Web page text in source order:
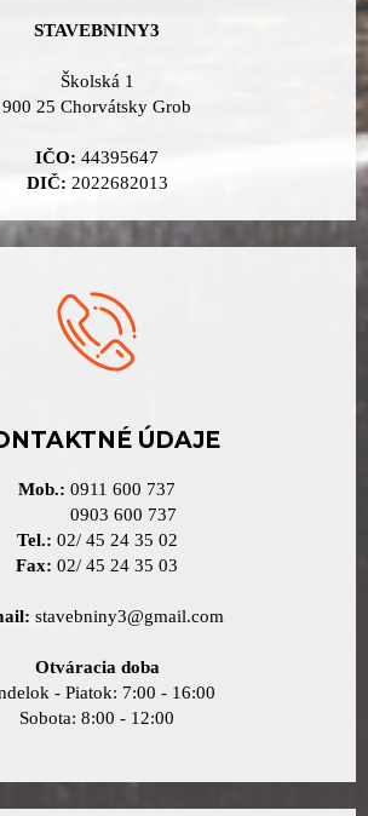
STAVEBNINY3
Školská 1
900 25 Chorvátsky Grob
IČO: 44395647
DIČ: 2022682013
ÚDAJE
Mob.: 0911 600 737
0903 600 737
Tel.: 02/ 45 24 35 02
Fax: 02/ 45 24 35 03
stavebniny3@gmail.com
Otváracia doba
- Piatok: 7:00 - 16:00
Sobota: 8:00 - 12:00